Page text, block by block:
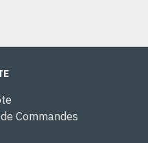
Commandes